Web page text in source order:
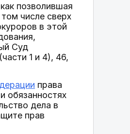
позволившая
числе сверх
в этой
Суд
(части 1 и 4), 46,
права
обязанностях
дела в
прав